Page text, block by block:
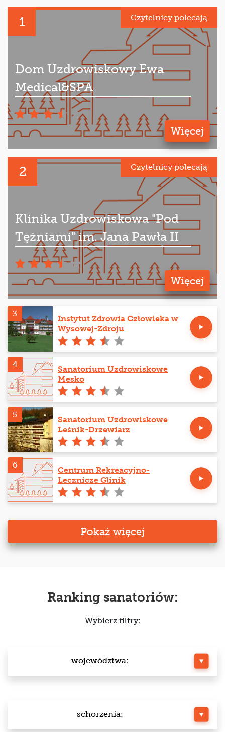
1 Czytelnicy polecają
Dom Uzdrowiskowy Ewa
Medical&SPA
Więcej
2 Czytelnicy polecają
Klinika Uzdrowiskowa "Pod
Tężniami" im. Jana Pawła II
Więcej
3
Instytut Zdrowia Człowieka w
Wysowej-Zdroju
4
Sanatorium Uzdrowiskowe
Mesko
5
Sanatorium Uzdrowiskowe
Leśnik-Drzewiarz
6
Centrum Rekreacyjno-
Lecznicze Glinik
Pokaż więcej
Ranking sanatoriów:
Wybierz filtry:
województwa:
schorzenia: